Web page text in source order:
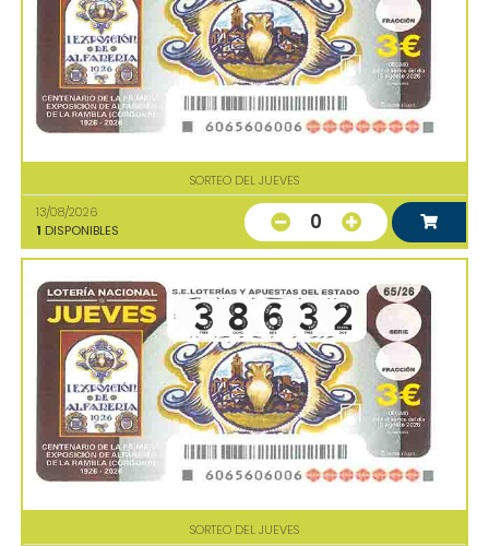
SORTEO DEL JUEVES
13/08/2026
1 DISPONIBLES 0
SORTEO DEL JUEVES